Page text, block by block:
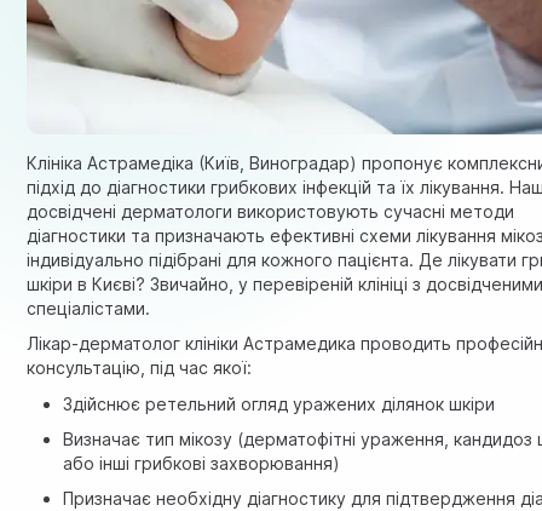
Клініка Астрамедiка (Київ, Виноградар) пропонує
підхід до діагностики грибкових інфекцій та їх лікування.
досвідчені дерматологи використовують сучасні методи
діагностики та призначають ефективні схеми лікування
індивідуально підібрані для кожного пацієнта. Де лікувати
шкіри в Києві? Звичайно, у перевіреній клініці з
спеціалістами.
Лікар-дерматолог клініки Астрамедика проводить
консультацію, під час якої:
Здійснює ретельний огляд уражених ділянок шкіри
Визначає тип мікозу (дерматофітні ураження, кандидоз
або інші грибкові захворювання)
Призначає необхідну діагностику для підтвердження